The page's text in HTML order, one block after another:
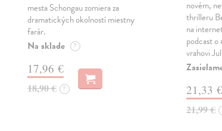
mesta Schongau zomiera za
dramatických okolností miestny
farár.
Na sklade ?
17,96 €
18,90 € ?
novém,
thrilleru
na
podcast
vrahovi
21,33 €
21,99 €